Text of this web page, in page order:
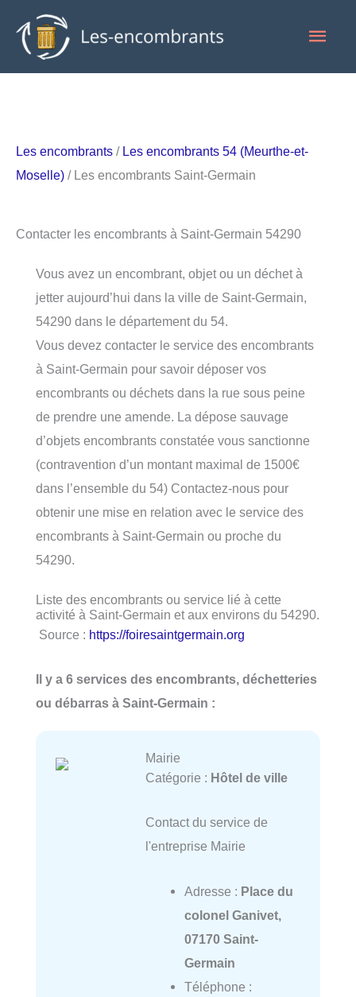
contenu
Les encombrants / Les encombrants 54 (Meurthe-et-
Moselle) / Les encombrants Saint-Germain
Contacter les encombrants à Saint-Germain 54290
Vous avez un encombrant, objet ou un déchet à
jetter aujourd’hui dans la ville de Saint-Germain,
54290 dans le département du 54.
Vous devez contacter le service des encombrants
à Saint-Germain pour savoir déposer vos
encombrants ou déchets dans la rue sous peine
de prendre une amende. La dépose sauvage
d’objets encombrants constatée vous sanctionne
(contravention d’un montant maximal de 1500€
dans l’ensemble du 54) Contactez-nous pour
obtenir une mise en relation avec le service des
encombrants à Saint-Germain ou proche du
54290.
Liste des encombrants ou service lié à cette
activité à Saint-Germain et aux environs du 54290.
Source : https://foiresaintgermain.org
Il y a 6 services des encombrants, déchetteries
ou débarras à Saint-Germain :
Mairie
Catégorie : Hôtel de ville
Contact du service de
l'entreprise Mairie
Adresse : Place du
colonel Ganivet,
07170 Saint-
Germain
Téléphone :